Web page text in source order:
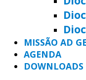
MISSÃO AD
AGENDA
DOWNLOADS